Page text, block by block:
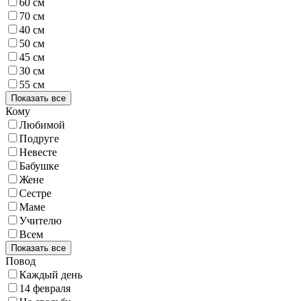
70 см
40 см
50 см
45 см
30 см
55 см
Показать все
Кому
Любимой
Подруге
Невесте
Бабушке
Жене
Сестре
Маме
Учителю
Всем
Показать все
Повод
Каждый день
14 февраля